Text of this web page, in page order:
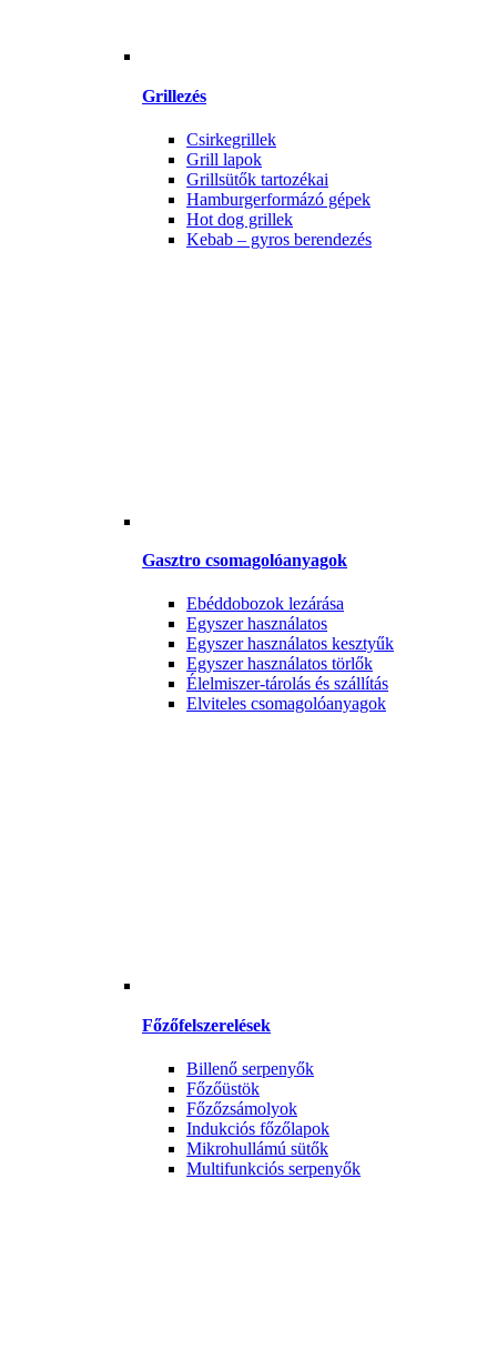
Grillezés
Csirkegrillek
Grill lapok
Grillsütők tartozékai
Hamburgerformázó gépek
Hot dog grillek
Kebab – gyros berendezés
Gasztro csomagolóanyagok
Ebéddobozok lezárása
Egyszer használatos
Egyszer használatos kesztyűk
Egyszer használatos törlők
Élelmiszer-tárolás és szállítás
Elviteles csomagolóanyagok
Főzőfelszerelések
Billenő serpenyők
Főzőüstök
Főzőzsámolyok
Indukciós főzőlapok
Mikrohullámú sütők
Multifunkciós serpenyők